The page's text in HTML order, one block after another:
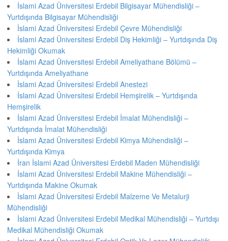
İslami Azad Üniversitesi Erdebil Bilgisayar Mühendisliği –
Yurtdışında Bilgisayar Mühendisliği
İslami Azad Üniversitesi Erdebil Çevre Mühendisliği
İslami Azad Üniversitesi Erdebil Diş Hekimliği – Yurtdışında Diş
Hekimliği Okumak
İslami Azad Üniversitesi Erdebil Ameliyathane Bölümü –
Yurtdışında Ameliyathane
İslami Azad Üniversitesi Erdebil Anestezi
İslami Azad Üniversitesi Erdebil Hemşirelik – Yurtdışında
Hemşirelik
İslami Azad Üniversitesi Erdebil İmalat Mühendisliği –
Yurtdışında İmalat Mühendisliği
İslami Azad Üniversitesi Erdebil Kimya Mühendisliği –
Yurtdışında Kimya
İran İslami Azad Üniversitesi Erdebil Maden Mühendisliği
İslami Azad Üniversitesi Erdebil Makine Mühendisliği –
Yurtdışında Makine Okumak
İslami Azad Üniversitesi Erdebil Malzeme Ve Metalurji
Mühendisliği
İslami Azad Üniversitesi Erdebil Medikal Mühendisliği – Yurtdışı
Medikal Mühendisliği Okumak